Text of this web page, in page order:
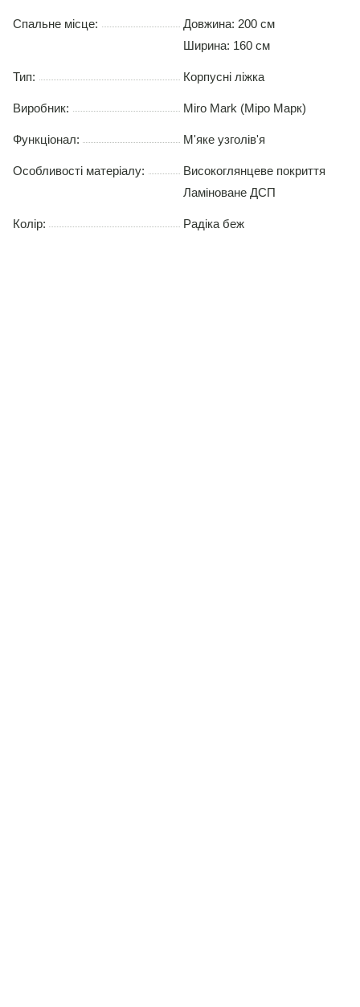
Спальне місце: Довжина: 200 см
Ширина: 160 см
Тип: Корпусні ліжка
Виробник: Miro Mark (Міро Марк)
Функціонал: М'яке узголів'я
Особливості матеріалу:
Високоглянцеве покриття
Ламіноване ДСП
Колір: Радіка беж